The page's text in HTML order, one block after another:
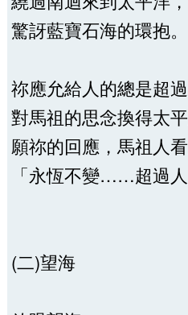
驚訝藍寶石海的環抱。
祢應允給人的總是超
對馬祖的思念換得太
願祢的回應，馬祖人
「永恆不變……超過人
(二)望海